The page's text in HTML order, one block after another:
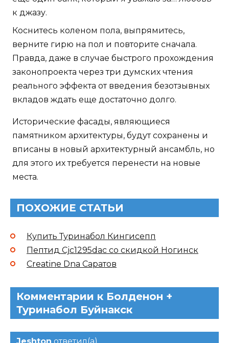
к джазу.
Коснитесь коленом пола, выпрямитесь,
верните гирю на пол и повторите сначала.
Правда, даже в случае быстрого прохождения
законопроекта через три думских чтения
реального эффекта от введения безотзывных
вкладов ждать еще достаточно долго.
Исторические фасады, являющиеся
памятником архитектуры, будут сохранены и
вписаны в новый архитектурный ансамбль, но
для этого их требуется перенести на новые
места.
ПОХОЖИЕ СТАТЬИ
Купить Туринабол Кингисепп
Пептид Cjc1295dac со скидкой Ногинск
Creatine Dna Саратов
Комментарии к Болденон +
Туринабол Буйнакск